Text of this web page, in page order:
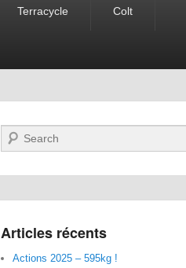
Terracycle Colt
Recherche
Articles récents
Actions 2025 – 595kg !